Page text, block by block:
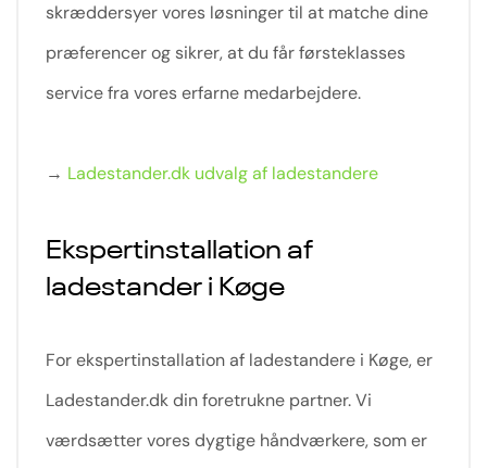
skræddersyer vores løsninger til at matche dine
præferencer og sikrer, at du får førsteklasses
service fra vores erfarne medarbejdere.
→ Ladestander.dk udvalg af ladestandere
Ekspertinstallation af
ladestander i Køge
For ekspertinstallation af ladestandere i Køge, er
Ladestander.dk din foretrukne partner. Vi
værdsætter vores dygtige håndværkere, som er